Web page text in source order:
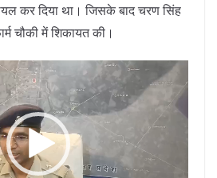
कर दिया था। जिसके बाद चरण सिंह
चौकी में शिकायत की।